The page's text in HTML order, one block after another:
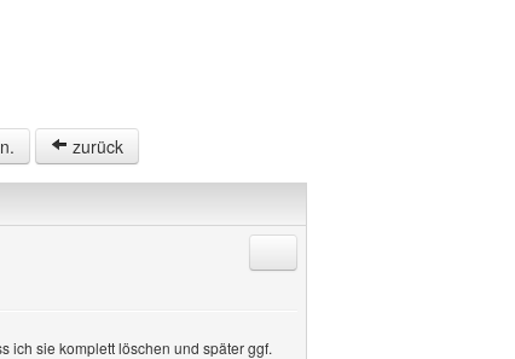
zurück
ich sie komplett löschen und später ggf.